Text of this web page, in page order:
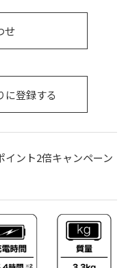
に登録する
せ
イント2倍キャンペーン